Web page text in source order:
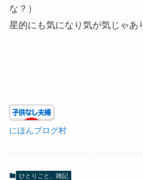
な？）
星的にも気になり気が気じゃあ
にほんブログ村
ひとりごと、雑記